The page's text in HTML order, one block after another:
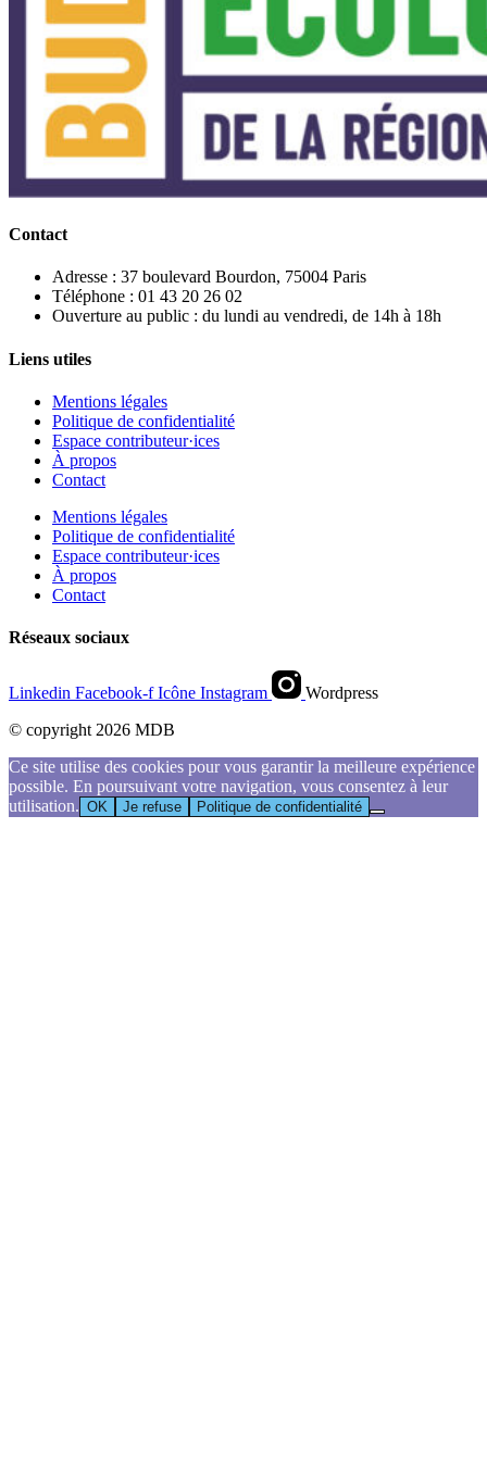
Contact
Adresse : 37 boulevard Bourdon, 75004 Paris
Téléphone : 01 43 20 26 02
Ouverture au public : du lundi au vendredi, de 14h à 18h
Liens utiles
Mentions légales
Politique de confidentialité
Espace contributeur·ices
À propos
Contact
Mentions légales
Politique de confidentialité
Espace contributeur·ices
À propos
Contact
Réseaux sociaux
Linkedin Facebook-f Icône Instagram
Wordpress
© copyright 2026 MDB
Ce site utilise des cookies pour vous garantir la meilleure expérience
possible. En poursuivant votre navigation, vous consentez à leur
utilisation. OK Je refuse Politique de confidentialité